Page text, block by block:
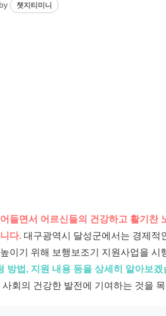
by 챗지티미니
들면서 어르신들의 건강하고 활기찬
다. 대구광역시 달성군에서는 경제적
이기 위해 보행보조기 지원사업을 시
방법, 지원 내용 등을 상세히 알아보겠
회의 건강한 발전에 기여하는 것을